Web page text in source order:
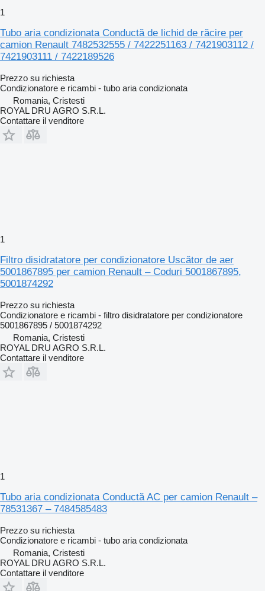
1
Tubo aria condizionata Conductă de lichid de răcire per
camion Renault 7482532555 / 7422251163 / 7421903112 /
7421903111 / 7422189526
Prezzo su richiesta
Condizionatore e ricambi - tubo aria condizionata
Romania, Cristesti
ROYAL DRU AGRO S.R.L.
Contattare il venditore
1
Filtro disidratatore per condizionatore Uscător de aer
5001867895 per camion Renault – Coduri 5001867895,
5001874292
Prezzo su richiesta
Condizionatore e ricambi - filtro disidratatore per condizionatore
5001867895 / 5001874292
Romania, Cristesti
ROYAL DRU AGRO S.R.L.
Contattare il venditore
1
Tubo aria condizionata Conductă AC per camion Renault –
78531367 – 7484585483
Prezzo su richiesta
Condizionatore e ricambi - tubo aria condizionata
Romania, Cristesti
ROYAL DRU AGRO S.R.L.
Contattare il venditore